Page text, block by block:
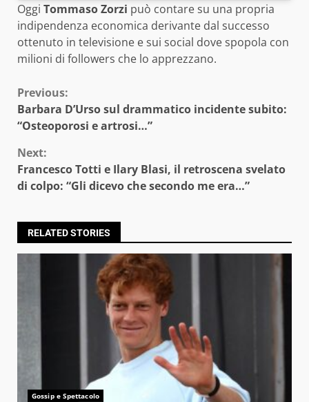
Oggi Tommaso Zorzi può contare su una propria
indipendenza economica derivante dal successo
ottenuto in televisione e sui social dove spopola con
milioni di followers che lo apprezzano.
Continue
Reading
Previous:
Barbara D’Urso sul drammatico incidente subito:
“Osteoporosi e artrosi…”
Next:
Francesco Totti e Ilary Blasi, il retroscena svelato
di colpo: “Gli dicevo che secondo me era…”
RELATED STORIES
Gossip e Spettacolo